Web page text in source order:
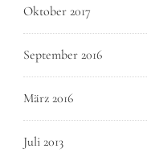
Oktober 2017
September 2016
März 2016
Juli 2013